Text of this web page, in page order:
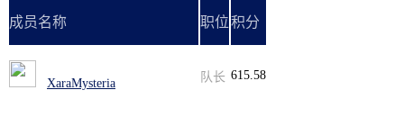
成员名称 职位积分
XaraMysteria 队长 615.58